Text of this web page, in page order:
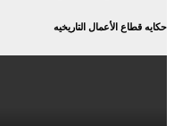
حكايه قطاع الأعمال التاريخيه